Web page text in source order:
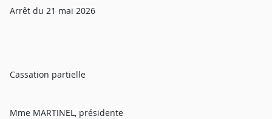
Arrêt du 21 mai 2026
Cassation partielle
Mme MARTINEL, présidente